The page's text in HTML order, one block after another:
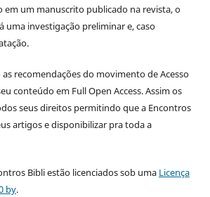
em um manuscrito publicado na revista, o
uma investigação preliminar e, caso
recomendações do movimento de Acesso
conteúdo em Full Open Access. Assim os
seus direitos permitindo que a Encontros
artigos e disponibilizar pra toda a
Bibli estão licenciados sob uma Licença
by.